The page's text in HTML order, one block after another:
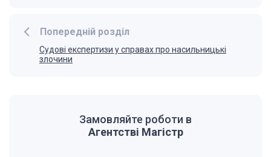
Попередній розділ
Судові експертизи у справах про насильницькі
злочини
Замовляйте роботи в
Агентстві Магістр